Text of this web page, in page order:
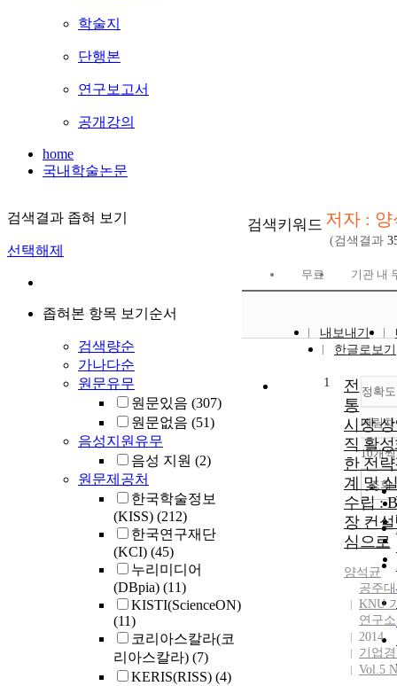
학술지
단행본
연구보고서
공개강의
home
국내학술논문
검색결과 좁혀 보기
선택해제
좁혀본 항목 보기순서
검색량순
가나다순
원문유무
원문있음 (307)
원문없음 (51)
음성지원유무
음성 지원 (2)
원문제공처
한국학술정보
(KISS) (212)
한국연구재단
(KCI) (45)
누리미디어
(DBpia) (11)
KISTI(ScienceON)
(11)
코리아스칼라(코
리아스칼라) (7)
KERIS(RISS) (4)
검색키워드 저자 : 양
(검색결과
무료 기관 내
내보내기
한글로보기
정확
내림
10개
조회
1
전
통
시장
직 활
한 전
계 및
수립 :
장 컨
심으로
양석균
공주
KNU
연구소
2014
기업
Vol.5